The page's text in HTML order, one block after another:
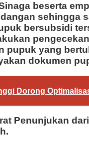
beserta
sehingga
bersubsidi
pupuk yang
dokumen
Dorong
Penunjukan